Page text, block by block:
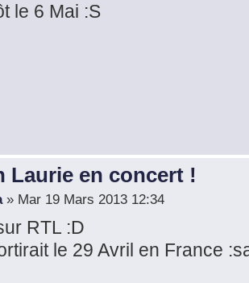
le 6 Mai :S
Laurie en concert !
» Mar 19 Mars 2013 12:34
RTL :D
le 29 Avril en France